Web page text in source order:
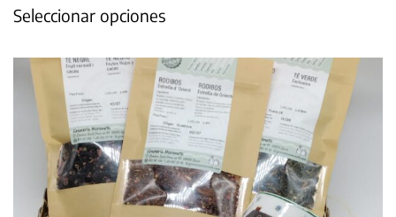
Seleccionar opciones